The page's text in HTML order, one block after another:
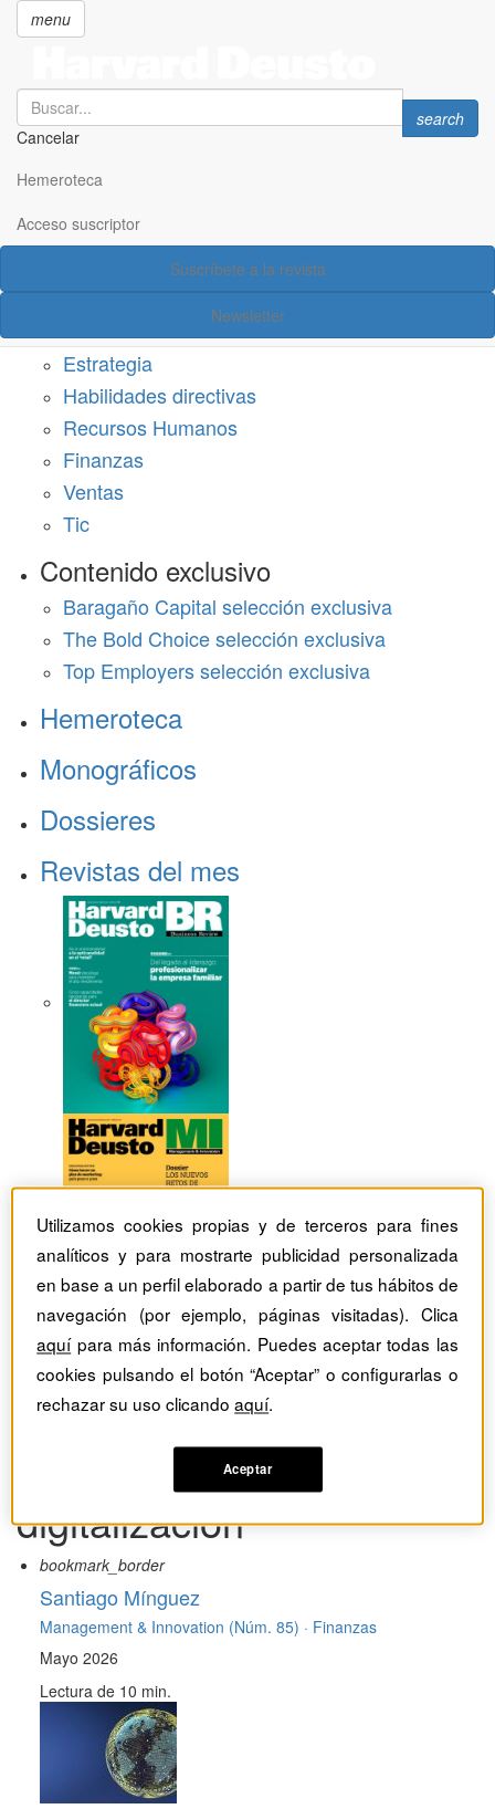
principal
menu
Search
Cancelar
Search
search
Hemeroteca
Acceso suscriptor
Suscríbete a la revista
Newsletter
Acceso suscriptor
Estrategia
Habilidades directivas
Recursos Humanos
Finanzas
Ventas
Tic
Contenido exclusivo
Baragaño Capital selección exclusiva
The Bold Choice selección exclusiva
Top Employers selección exclusiva
Hemeroteca
Monográficos
Dossieres
Revistas del mes
Revistas Harvard Deusto tag
Artículos con el Tag:
digitalización
bookmark_border
Santiago Mínguez
Management & Innovation (Núm. 85) · Finanzas
Mayo 2026
Lectura de 10 min.
Utilizamos cookies propias y de terceros para fines
analíticos y para mostrarte publicidad personalizada
en base a un perfil elaborado a partir de tus hábitos de
navegación (por ejemplo, páginas visitadas). Clica
aquípara más información. Puedes aceptar todas las
cookies pulsando el botón “Aceptar” o configurarlas o
rechazar su uso clicandoaquí.
Aceptar